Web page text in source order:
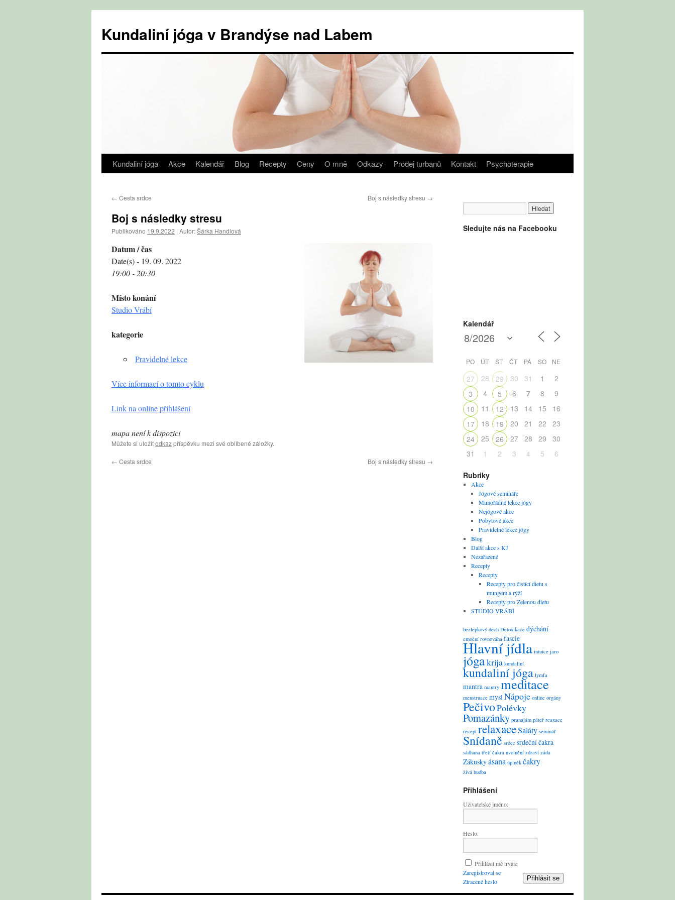
obsahu
webu
Kundaliní jóga v Brandýse nad Labem
Kundaliní jóga Akce Kalendář Blog Recepty Ceny O mně Odkazy Prodej turbanů Kontakt Psychoterapie
← Cesta srdce Boj s následky stresu →
Boj s následky stresu
Publikováno 19.9.2022 | Autor:Šárka Handlová
Datum / čas
Date(s) - 19. 09. 2022
19:00 - 20:30
Místo konání
Studio Vrábí
kategorie
Pravidelné lekce
Více informací o tomto cyklu
Link na online přihlášení
mapa není k dispozici
Můžete si uložitodkazpříspěvku mezi své oblíbené záložky.
← Cesta srdce Boj s následky stresu →
Sledujte nás na Facebooku
Kalendář
PO ÚT ST ČT PÁ SO NE
27 28 29 30 31 1
2
3
4 5 6 7 8
9
10
11 12 13 14 15
16
17
18 19 20 21 22
23
24
25 26 27 28 29
30
31
1 2 3 4 5 6
Rubriky
Akce
Jógové semináře
Mimořádné lekce jógy
Nejógové akce
Pobytové akce
Pravidelné lekce jógy
Blog
Další akce s KJ
Nezařazené
Recepty
Recepty
Recepty pro čistící dietu s
mungem a rýží
Recepty pro Zelenou dietu
STUDIO VRÁBÍ
bezlepkový dech Detoxikace dýchání
emoční rovnováha fascie
Hlavní jídla intuice jaro
jógakrija kundaliní
kundaliní jóga lymfa
mantra mantry meditace
menstruace myslNápoje online orgány
PečivoPolévky
Pomazánky pranajám páteř reaxace
recept relaxaceSaláty seminář
Snídaně srdce srdeční čakra
sádhana třetí čakra uvolnění zdraví záda
Zákuskyásana úplněk čakry
živá hudba
Přihlášení
Uživatelské jméno:
Heslo:
Přihlásit mě trvale
Přihlásit se
Zaregistrovat se
Ztracené heslo